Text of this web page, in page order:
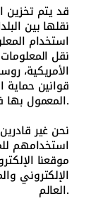
قد يتم تخزين
نقلها بين
استخدام
نقل
الأمريكية،
قوانين حماية
المعمول بها في المنطقة الاقتصادية الأوروبية.
نحن غير
استخدامهم
موقعنا
الإلكتروني
العالم.